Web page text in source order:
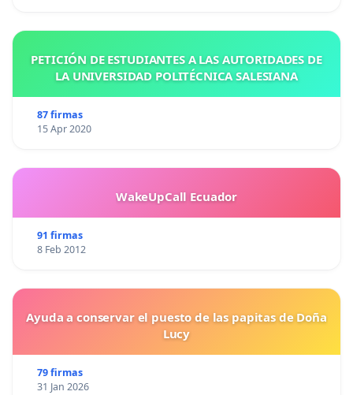
PETICIÓN DE ESTUDIANTES A LAS AUTORIDADES DE
LA UNIVERSIDAD POLITÉCNICA SALESIANA
87 firmas
15 Apr 2020
WakeUpCall Ecuador
91 firmas
8 Feb 2012
Ayuda a conservar el puesto de las papitas de Doña
Lucy
79 firmas
31 Jan 2026